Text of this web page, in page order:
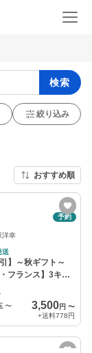
検索
絞り込み
おすすめ順
予約
洋幸
送
】～秋ギフト～
フランス】3キロ
〜 3,500円 〜
+送料778円